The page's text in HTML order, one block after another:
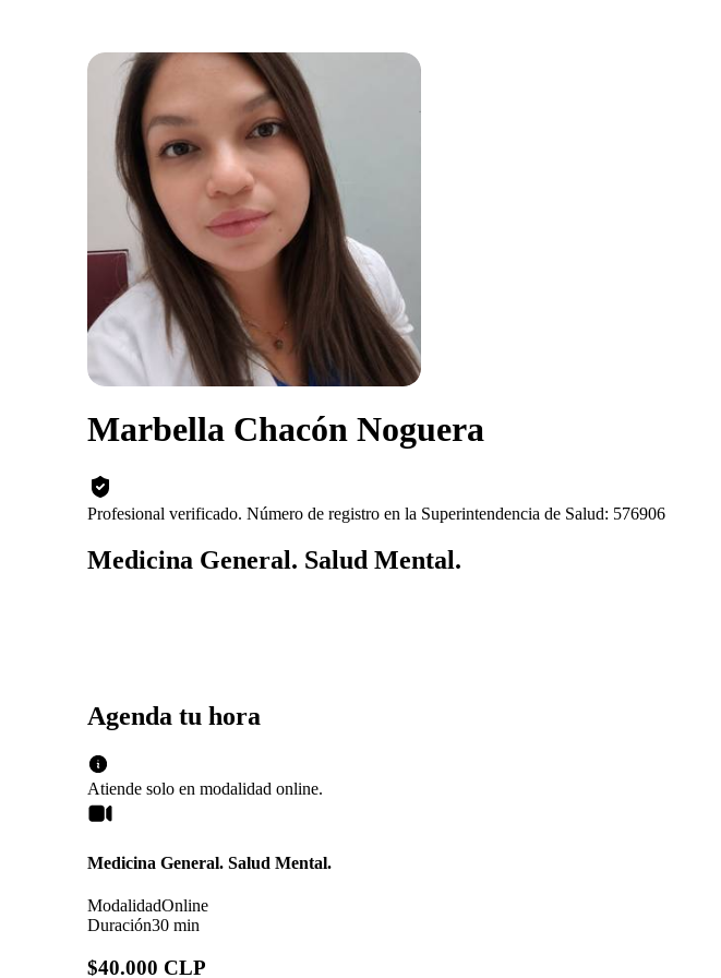
Marbella Chacón Noguera
Profesional verificado. Número de registro en la Superintendencia de Salud: 576906
Medicina General. Salud Mental.
Agenda tu hora
Atiende solo en modalidad online.
Medicina General. Salud Mental.
ModalidadOnline
Duración30 min
$40.000 CLP